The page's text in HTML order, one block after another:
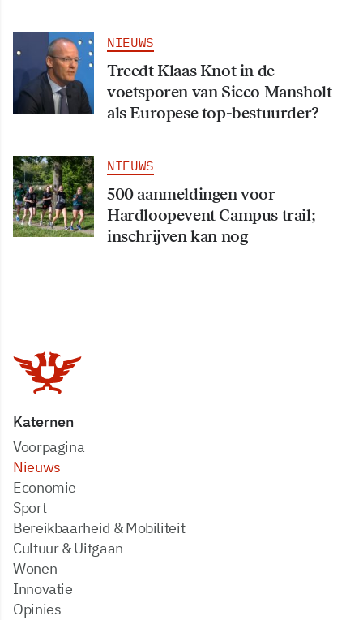
NIEUWS
Treedt Klaas Knot in de
voetsporen van Sicco Mansholt
als Europese top-bestuurder?
NIEUWS
500 aanmeldingen voor
Hardloopevent Campus trail;
inschrijven kan nog
Katernen
Voorpagina
Nieuws
Economie
Sport
Bereikbaarheid & Mobiliteit
Cultuur & Uitgaan
Wonen
Innovatie
Opinies